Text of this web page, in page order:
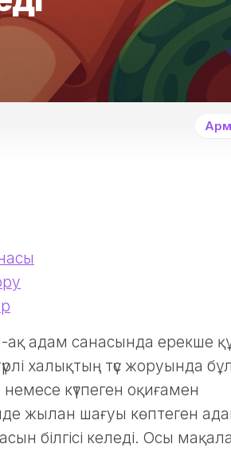
ақ адам санасында ерекше
халықтың түс жоруында
немесе күтпеген оқиғамен
жылан шағуы көптеген
білгісі келеді. Осы